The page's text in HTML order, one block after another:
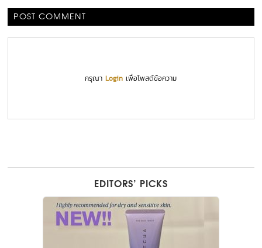
POST COMMENT
กรุณาLogin เพื่อโพสต์ข้อความ
EDITORS’ PICKS